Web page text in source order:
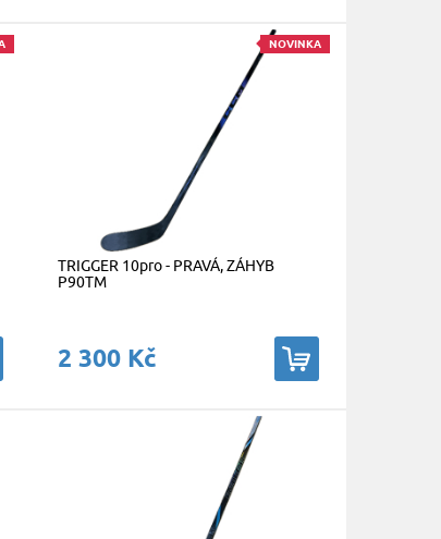
NOVINKA
TRIGGER 10pro - PRAVÁ, ZÁHYB
P90TM
2 300 Kč